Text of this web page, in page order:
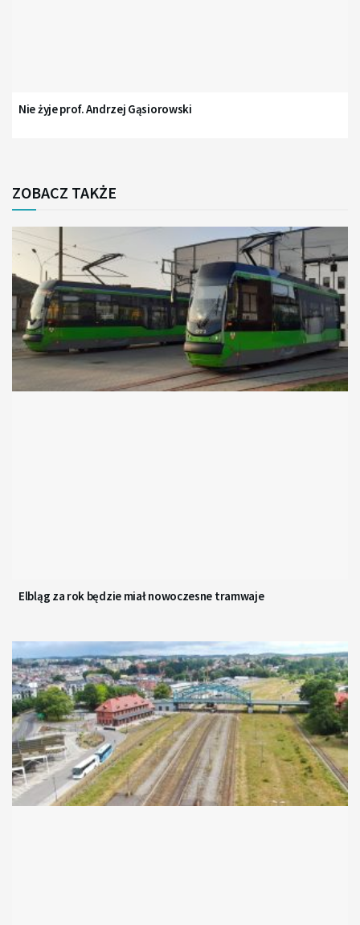
Nie żyje prof. Andrzej Gąsiorowski
ZOBACZ TAKŻE
Elbląg za rok będzie miał nowoczesne tramwaje